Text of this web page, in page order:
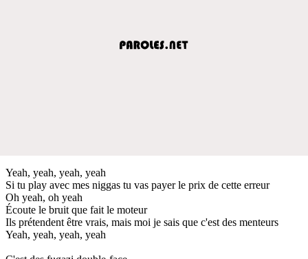
Yeah, yeah, yeah, yeah
Si tu play avec mes niggas tu vas payer le prix de cette erreur
Oh yeah, oh yeah
Écoute le bruit que fait le moteur
Ils prétendent être vrais, mais moi je sais que c'est des menteurs
Yeah, yeah, yeah, yeah